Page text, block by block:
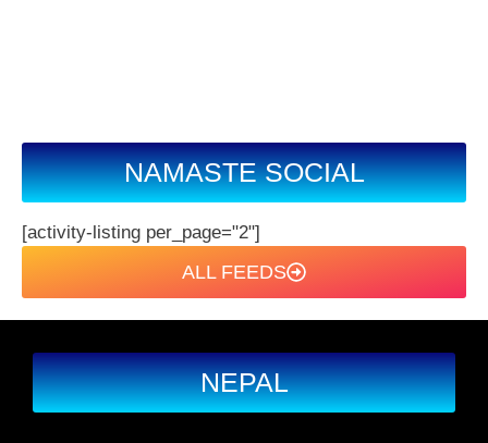
NAMASTE SOCIAL
[activity-listing per_page="2"]
ALL FEEDS
NEPAL